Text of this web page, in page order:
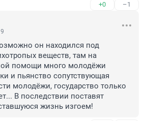
+0 –1
он находился под
веществ, там на
помощи много молодёжи
и пьянство сопутствующая
молодёжи, государство только
В последствии поставят
жизнь изгоем!